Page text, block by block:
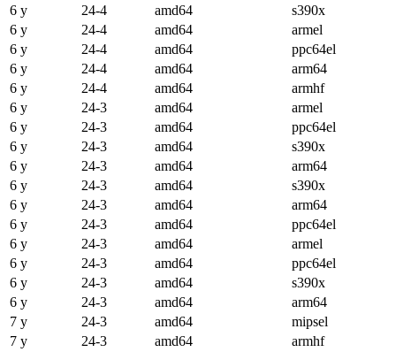
6 y
24-4 amd64
s390x
6 y
24-4 amd64
armel
6 y
24-4 amd64
ppc64el
6 y
24-4 amd64
arm64
6 y
24-4 amd64
armhf
6 y
24-3 amd64
armel
6 y
24-3 amd64
ppc64el
6 y
24-3 amd64
s390x
6 y
24-3 amd64
arm64
6 y
24-3 amd64
s390x
6 y
24-3 amd64
arm64
6 y
24-3 amd64
ppc64el
6 y
24-3 amd64
armel
6 y
24-3 amd64
ppc64el
6 y
24-3 amd64
s390x
6 y
24-3 amd64
arm64
7 y
24-3 amd64
mipsel
7 y
24-3 amd64
armhf